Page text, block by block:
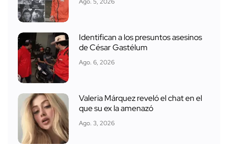
Identifican a los presuntos asesinos
de César Gastélum
Ago. 6, 2026
Valeria Márquez reveló el chat en el
que su ex la amenazó
Ago. 3, 2026